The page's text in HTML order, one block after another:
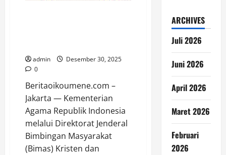
admin
Desember 30, 2025
0
Beritaoikoumene.com –
Jakarta — Kementerian
Agama Republik Indonesia
melalui Direktorat Jenderal
Bimbingan Masyarakat
(Bimas) Kristen dan
ARCHIVES
Juli 2026
Juni 2026
April 2026
Maret 2026
Februari
2026